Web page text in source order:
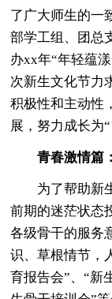
了广大师生的一
部学工组、团总
办xx年“年轻蕴
次新生文化节力
积极性和主动性
展，努力成长为
青春激情篇
为了帮助新生
前期的迷茫状态
各级骨干的服务
识、草根情节，
育报告会”、“新